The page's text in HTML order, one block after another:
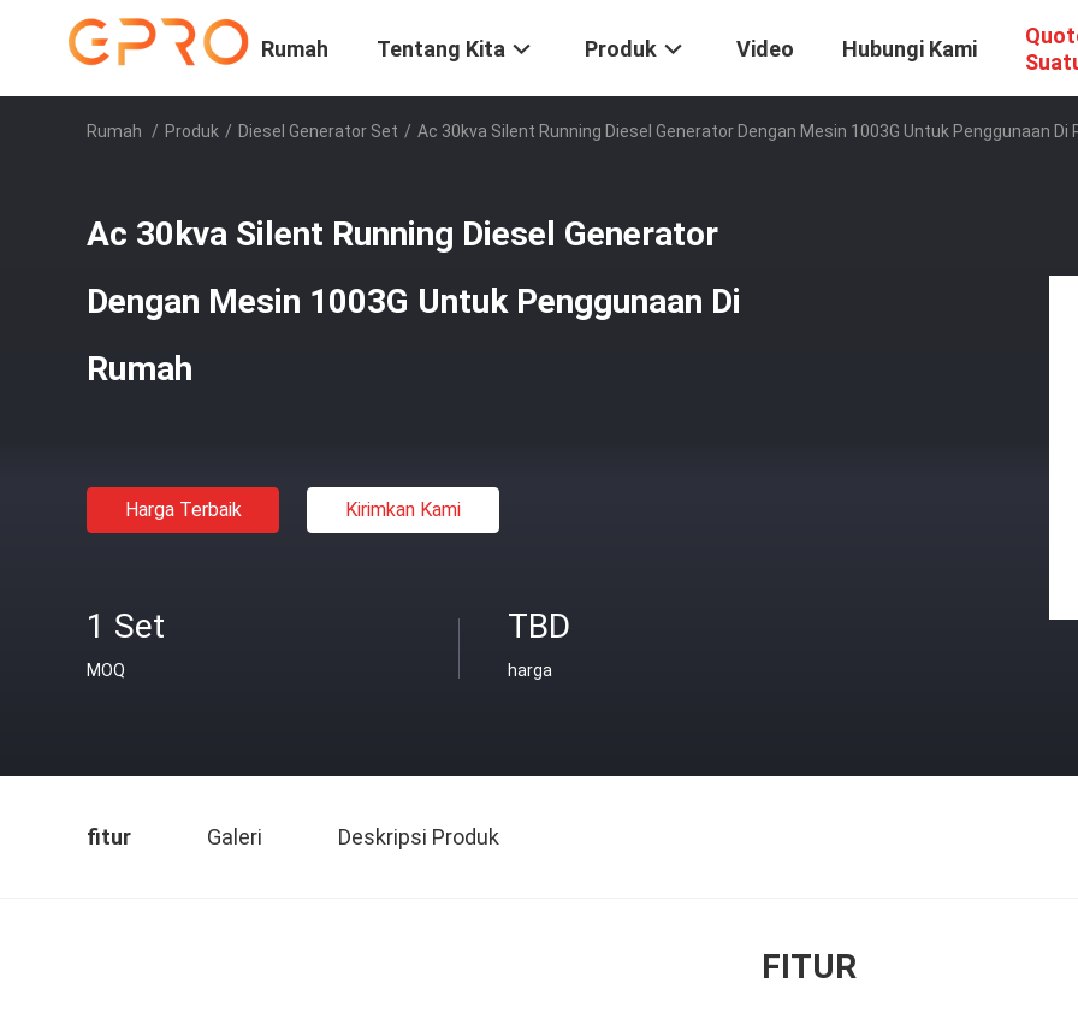
Rumah Tentang Kita Produk Video Hubungi Kami
Rumah / Produk / Diesel Generator Set / Ac 30kva Silent Running Diesel Generator Dengan Mesin 1003G Untuk Penggunaan Di
Ac 30kva Silent Running Diesel Generator
Dengan Mesin 1003G Untuk Penggunaan Di
Rumah
Harga Terbaik Kirimkan Kami
1 Set
MOQ
TBD
harga
fitur Galeri Deskripsi Produk
FITUR